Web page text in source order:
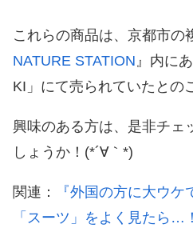
これらの商品は、京都市の
NATURE STATION』内に
KI」にて売られていたとの
興味のある方は、是非チェ
しょうか！(*´∀｀*)
関連：
『外国の方に大ウ
「スーツ」をよく見たら…！